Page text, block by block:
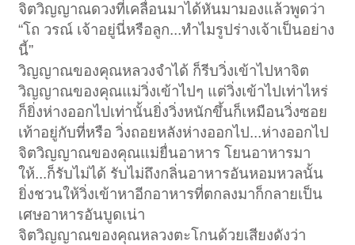
จิตวิญญาณดวงที่เคลื่อนมาได้หันมามองแล้วพูดว่า
“โถ วรณ์ เจ้าอยู่นี่หรือลูก...ทำไมรูปร่างเจ้าเป็นอย่าง
นี้”
วิญญาณของคุณหลวงจำได้ ก็รีบวิ่งเข้าไปหาจิต
วิญญาณของคุณแม่วิ่งเข้าไปๆ แต่วิ่งเข้าไปเท่าไหร่
ก็ยิ่งห่างออกไปเท่านั้นยิ่งวิ่งหนักขึ้นก็เหมือนวิ่งซอย
เท้าอยู่กับที่หรือ วิ่งถอยหลังห่างออกไป...ห่างออกไป
จิตวิญญาณของคุณแม่ยื่นอาหาร โยนอาหารมา
ให้...ก็รับไม่ได้ รับไม่ถึงกลิ่นอาหารอันหอมหวลนั้น
ยิ่งชวนให้วิ่งเข้าหาอีกอาหารที่ตกลงมาก็กลายเป็น
เศษอาหารอันบูดเน่า
จิตวิญญาณของคุณหลวงตะโกนด้วยเสียงดังว่า